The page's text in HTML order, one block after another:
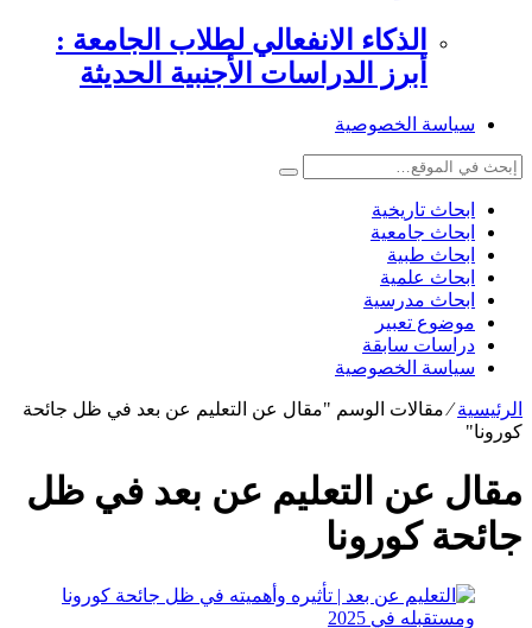
الذكاء الانفعالي لطلاب الجامعة :
أبرز الدراسات الأجنبية الحديثة
سياسة الخصوصية
ابحاث تاريخية
ابحاث جامعية
ابحاث طبية
ابحاث علمية
ابحاث مدرسية
موضوع تعبير
دراسات سابقة
سياسة الخصوصية
الرئيسية⁄مقالات الوسم "مقال عن التعليم عن بعد في ظل جائحة
كورونا"
مقال عن التعليم عن بعد في ظل
جائحة كورونا